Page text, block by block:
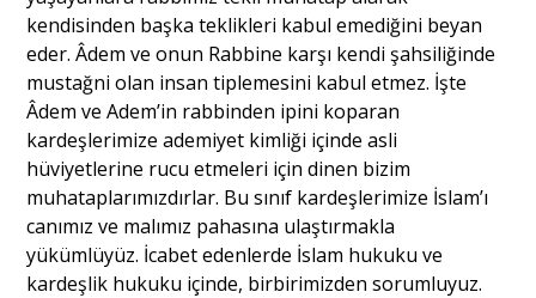
kendisinden başka teklikleri kabul emediğini beyan
eder. Âdem ve onun Rabbine karşı kendi şahsiliğinde
mustağni olan insan tiplemesini kabul etmez. İşte
Âdem ve Adem’in rabbinden ipini koparan
kardeşlerimize ademiyet kimliği içinde asli
hüviyetlerine rucu etmeleri için dinen bizim
muhataplarımızdırlar. Bu sınıf kardeşlerimize İslam’ı
canımız ve malımız pahasına ulaştırmakla
yükümlüyüz. İcabet edenlerde İslam hukuku ve
kardeşlik hukuku içinde, birbirimizden sorumluyuz.